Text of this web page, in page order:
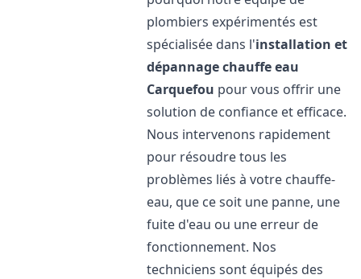
plombiers expérimentés est
spécialisée dans l'installation et
dépannage chauffe eau
Carquefou pour vous offrir une
solution de confiance et efficace.
Nous intervenons rapidement
pour résoudre tous les
problèmes liés à votre chauffe-
eau, que ce soit une panne, une
fuite d'eau ou une erreur de
fonctionnement. Nos
techniciens sont équipés des